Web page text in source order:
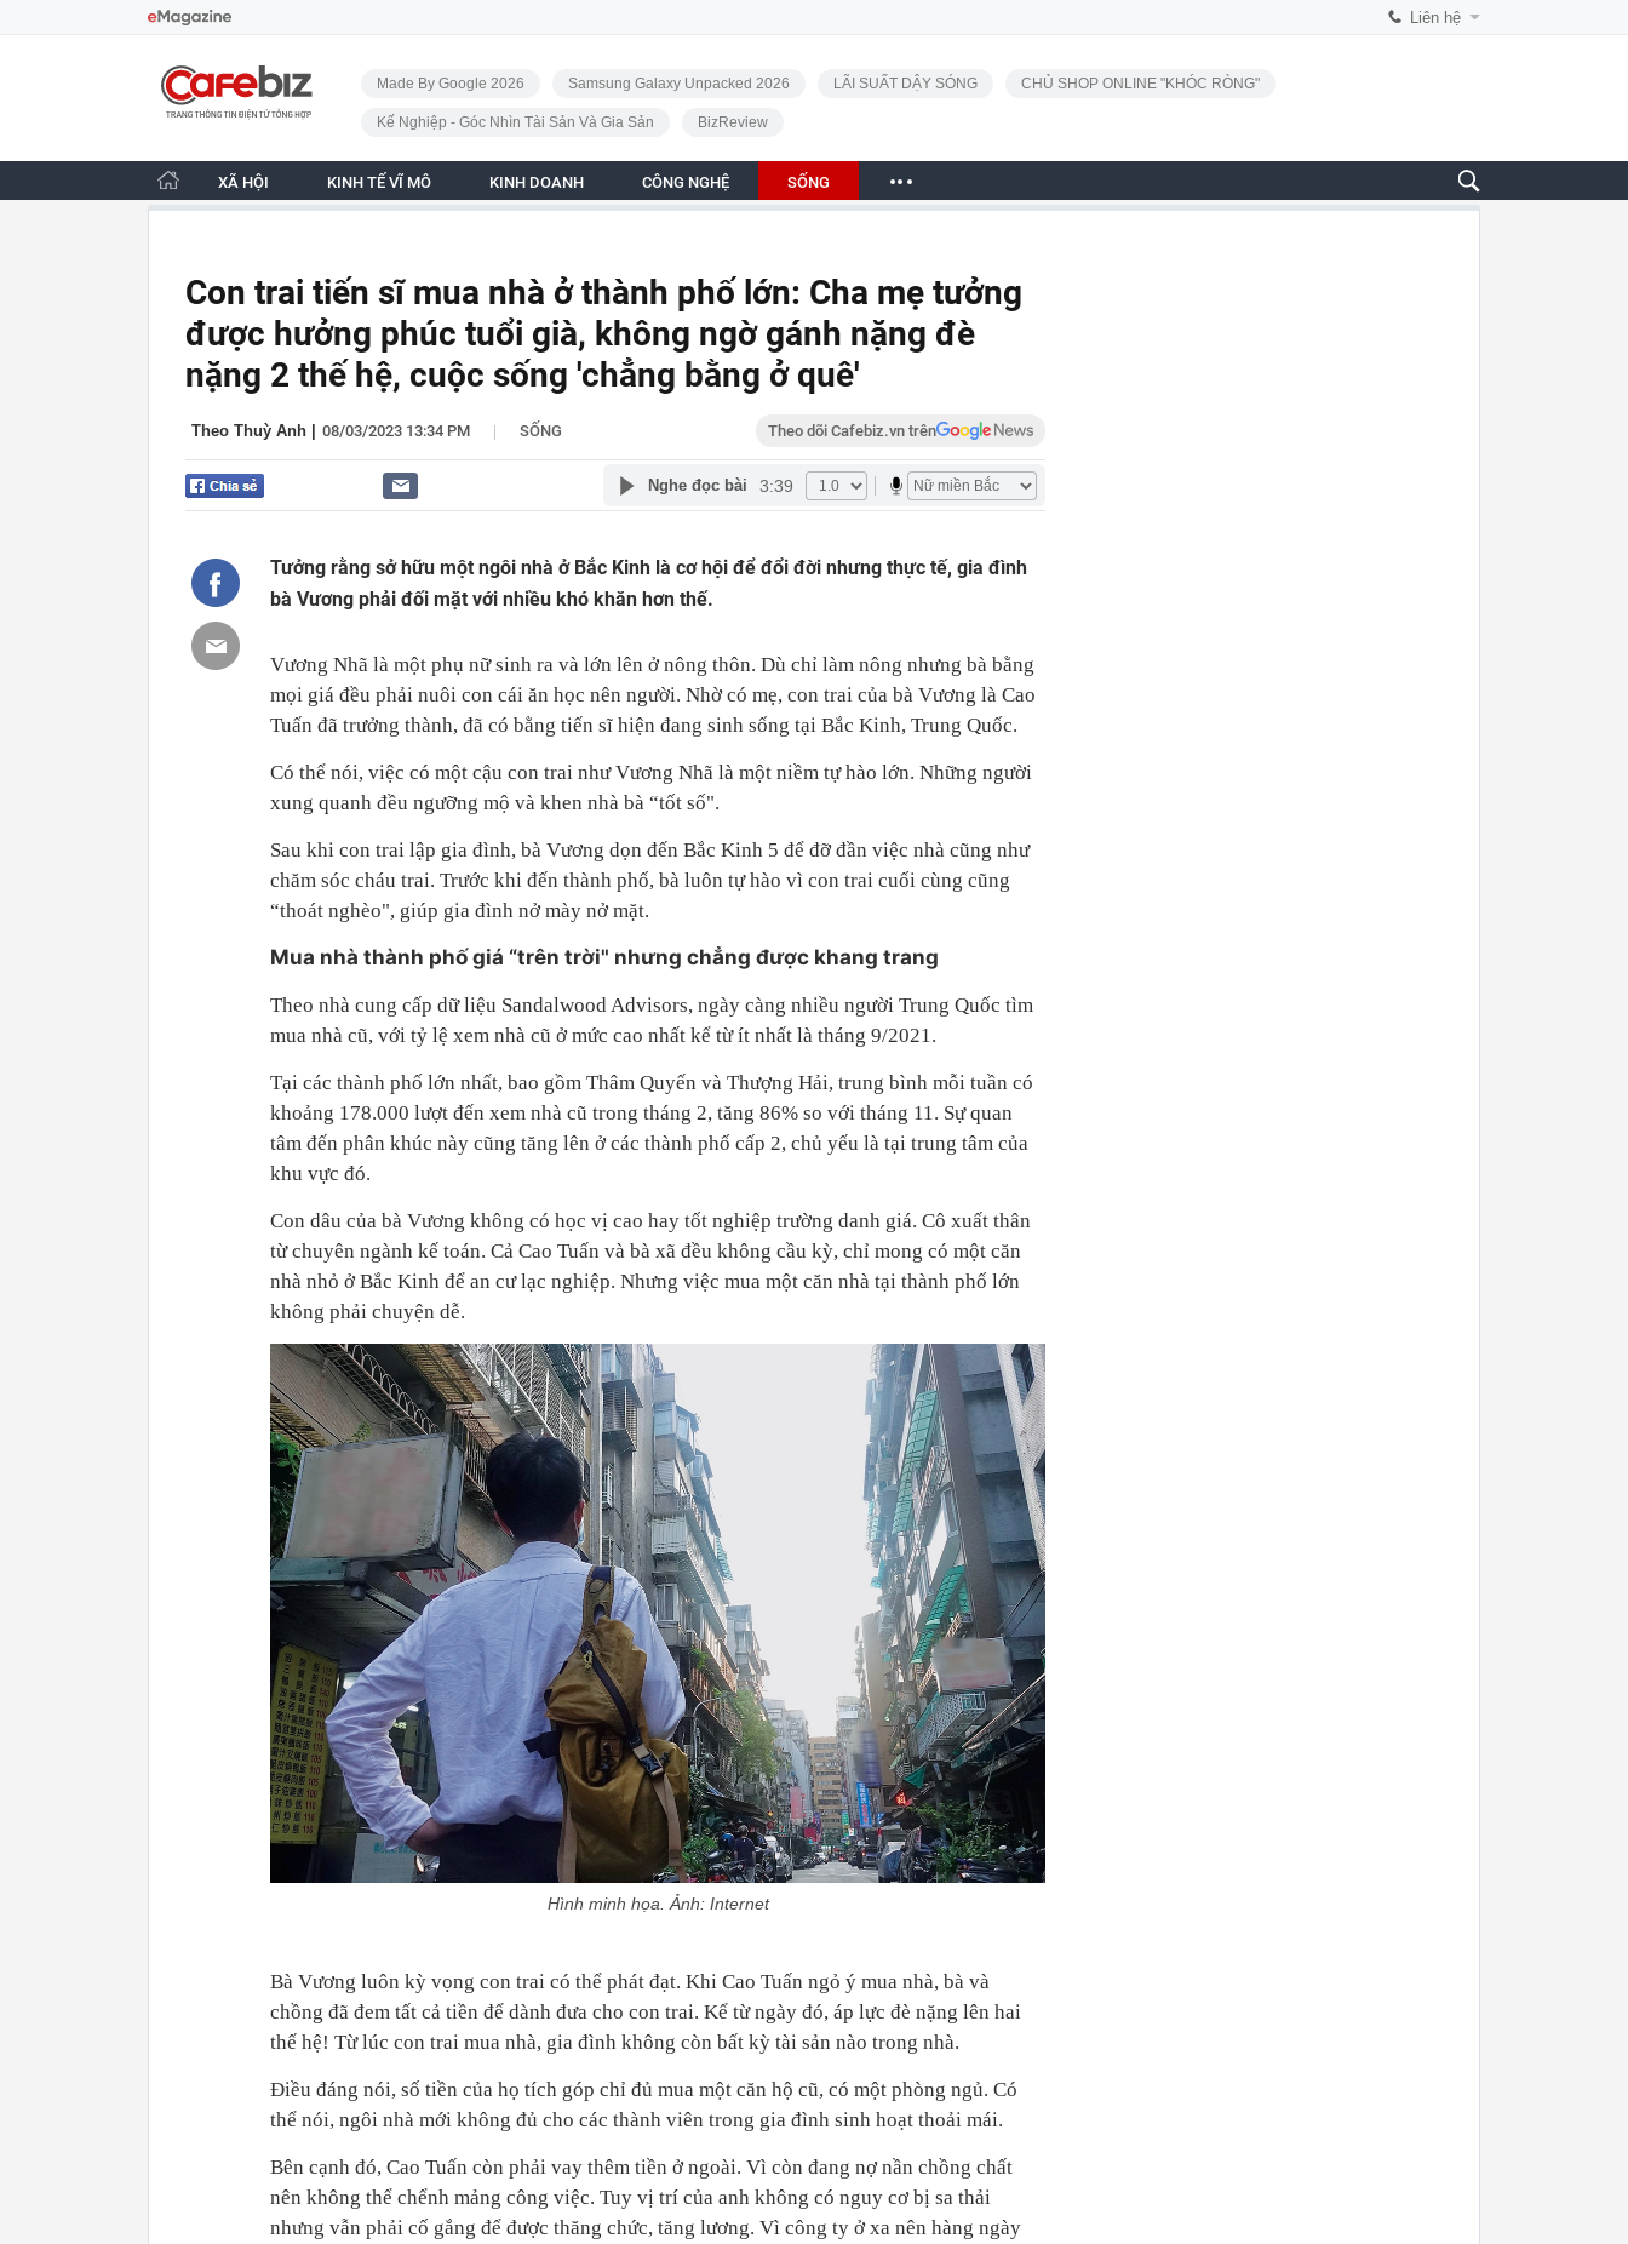
Liên hệ
CafeBiz - Trang chủ
Made By Google 2026 Samsung Galaxy Unpacked 2026 LÃI SUẤT DẬY SÓNG CHỦ SHOP ONLINE "KHÓC RÒNG"
Kế Nghiệp - Góc Nhìn Tài Sản Và Gia Sản BizReview
XÃ HỘI KINH TẾ VĨ MÔ KINH DOANH CÔNG NGHỆ SỐNG
Con trai tiến sĩ mua nhà ở thành phố lớn: Cha mẹ tưởng
được hưởng phúc tuổi già, không ngờ gánh nặng đè
nặng 2 thế hệ, cuộc sống 'chẳng bằng ở quê'
Theo Thuỳ Anh 08/03/2023 13:34 PM | SỐNG Theo dõi Cafebiz.vn trên
Nghe đọc bài 3:39
Tưởng rằng sở hữu một ngôi nhà ở Bắc Kinh là cơ hội để đổi đời nhưng thực tế, gia đình
bà Vương phải đối mặt với nhiều khó khăn hơn thế.
Vương Nhã là một phụ nữ sinh ra và lớn lên ở nông thôn. Dù chỉ làm nông nhưng bà bằng
mọi giá đều phải nuôi con cái ăn học nên người. Nhờ có mẹ, con trai của bà Vương là Cao
Tuấn đã trưởng thành, đã có bằng tiến sĩ hiện đang sinh sống tại Bắc Kinh, Trung Quốc.
Có thể nói, việc có một cậu con trai như Vương Nhã là một niềm tự hào lớn. Những người
xung quanh đều ngưỡng mộ và khen nhà bà “tốt số".
Sau khi con trai lập gia đình, bà Vương dọn đến Bắc Kinh 5 để đỡ đần việc nhà cũng như
chăm sóc cháu trai. Trước khi đến thành phố, bà luôn tự hào vì con trai cuối cùng cũng
“thoát nghèo", giúp gia đình nở mày nở mặt.
Mua nhà thành phố giá “trên trời" nhưng chẳng được khang trang
Theo nhà cung cấp dữ liệu Sandalwood Advisors, ngày càng nhiều người Trung Quốc tìm
mua nhà cũ, với tỷ lệ xem nhà cũ ở mức cao nhất kể từ ít nhất là tháng 9/2021.
Tại các thành phố lớn nhất, bao gồm Thâm Quyến và Thượng Hải, trung bình mỗi tuần có
khoảng 178.000 lượt đến xem nhà cũ trong tháng 2, tăng 86% so với tháng 11. Sự quan
tâm đến phân khúc này cũng tăng lên ở các thành phố cấp 2, chủ yếu là tại trung tâm của
khu vực đó.
Con dâu của bà Vương không có học vị cao hay tốt nghiệp trường danh giá. Cô xuất thân
từ chuyên ngành kế toán. Cả Cao Tuấn và bà xã đều không cầu kỳ, chỉ mong có một căn
nhà nhỏ ở Bắc Kinh để an cư lạc nghiệp. Nhưng việc mua một căn nhà tại thành phố lớn
không phải chuyện dễ.
Hình minh họa. Ảnh: Internet
Bà Vương luôn kỳ vọng con trai có thể phát đạt. Khi Cao Tuấn ngỏ ý mua nhà, bà và
chồng đã đem tất cả tiền để dành đưa cho con trai. Kể từ ngày đó, áp lực đè nặng lên hai
thế hệ! Từ lúc con trai mua nhà, gia đình không còn bất kỳ tài sản nào trong nhà.
Điều đáng nói, số tiền của họ tích góp chỉ đủ mua một căn hộ cũ, có một phòng ngủ. Có
thể nói, ngôi nhà mới không đủ cho các thành viên trong gia đình sinh hoạt thoải mái.
Bên cạnh đó, Cao Tuấn còn phải vay thêm tiền ở ngoài. Vì còn đang nợ nần chồng chất
nên không thể chểnh mảng công việc. Tuy vị trí của anh không có nguy cơ bị sa thải
nhưng vẫn phải cố gắng để được thăng chức, tăng lương. Vì công ty ở xa nên hàng ngày